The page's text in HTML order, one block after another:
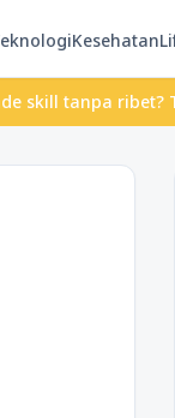
Kesehatan
ribet? Temukan